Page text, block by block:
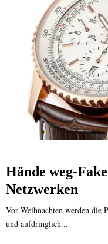
Hände weg-
Netzwerken
Vor Weihnachten werden die
und aufdringlich...